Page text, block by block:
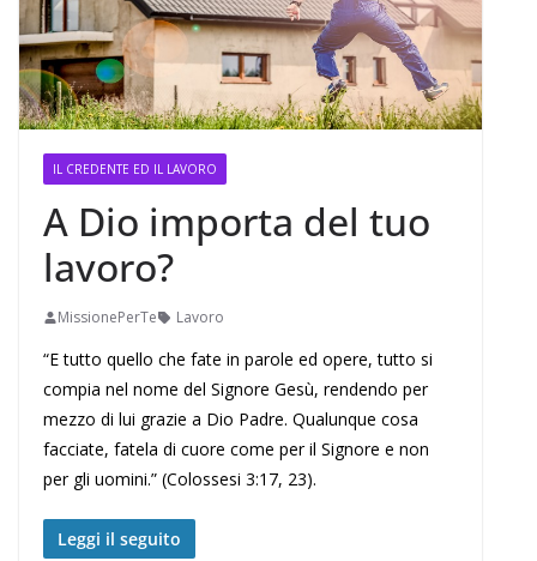
IL CREDENTE ED IL LAVORO
A Dio importa del tuo
lavoro?
MissionePerTe Lavoro
“E tutto quello che fate in parole ed opere, tutto si
compia nel nome del Signore Gesù, rendendo per
mezzo di lui grazie a Dio Padre. Qualunque cosa
facciate, fatela di cuore come per il Signore e non
per gli uomini.” (Colossesi 3:17, 23).
Leggi il seguito